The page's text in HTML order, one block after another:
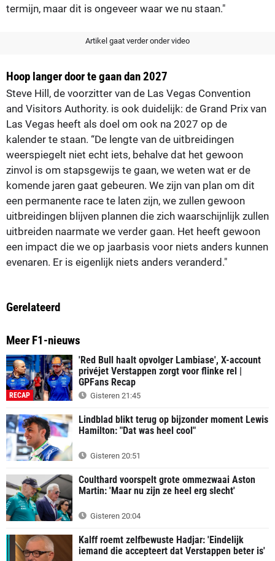
termijn, maar dit is ongeveer waar we nu staan."
Artikel gaat verder onder video
Hoop langer door te gaan dan 2027
Steve Hill, de voorzitter van de Las Vegas Convention
and Visitors Authority. is ook duidelijk: de Grand Prix van
Las Vegas heeft als doel om ook na 2027 op de
kalender te staan. “De lengte van de uitbreidingen
weerspiegelt niet echt iets, behalve dat het gewoon
zinvol is om stapsgewijs te gaan, we weten wat er de
komende jaren gaat gebeuren. We zijn van plan om dit
een permanente race te laten zijn, we zullen gewoon
uitbreidingen blijven plannen die zich waarschijnlijk zullen
uitbreiden naarmate we verder gaan. Het heeft gewoon
een impact die we op jaarbasis voor niets anders kunnen
evenaren. Er is eigenlijk niets anders veranderd."
Gerelateerd
Meer F1-nieuws
RECAP
'Red Bull haalt opvolger Lambiase', X-account
privéjet Verstappen zorgt voor flinke rel |
GPFans Recap
Gisteren 21:45
Lindblad blikt terug op bijzonder moment Lewis
Hamilton: "Dat was heel cool"
Gisteren 20:51
Coulthard voorspelt grote ommezwaai Aston
Martin: 'Maar nu zijn ze heel erg slecht'
Gisteren 20:04
Kalff roemt zelfbewuste Hadjar: 'Eindelijk
iemand die accepteert dat Verstappen beter is'